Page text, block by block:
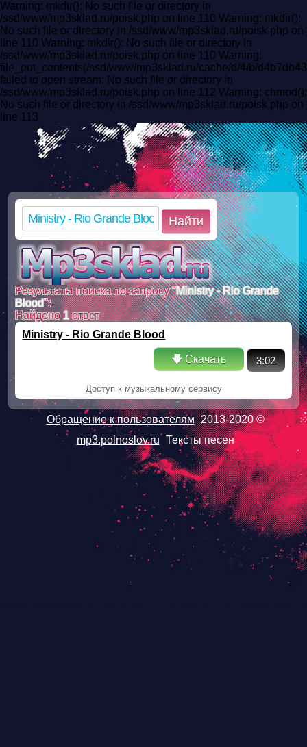
Warning: mkdir(): No such file or directory in
/ssd/www/mp3sklad.ru/poisk.php on line 110 Warning: mkdir():
No such file or directory in /ssd/www/mp3sklad.ru/poisk.php on
line 110 Warning: mkdir(): No such file or directory in
/ssd/www/mp3sklad.ru/poisk.php on line 110 Warning:
file_put_contents(/ssd/www/mp3sklad.ru/cache/d/4/b/
failed to open stream: No such file or directory in
/ssd/www/mp3sklad.ru/poisk.php on line 112 Warning: chmod():
No such file or directory in /ssd/www/mp3sklad.ru/poisk.php on
line 113
Найти
Результаты поиска по запросу "Ministry - Rio Grande
Blood":
Найдено1ответ
Ministry - Rio Grande Blood
🡇 Скачать 3:02
Доступ к музыкальному сервису
Обращение к пользователям 2013-2020 ©
mp3.polnoslov.ru Тексты песен